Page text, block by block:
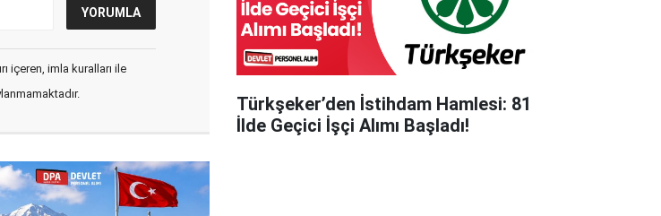
içeren, imla kuralları ile
Türkşeker’den İstihdam Hamlesi: 81
İlde Geçici İşçi Alımı Başladı!